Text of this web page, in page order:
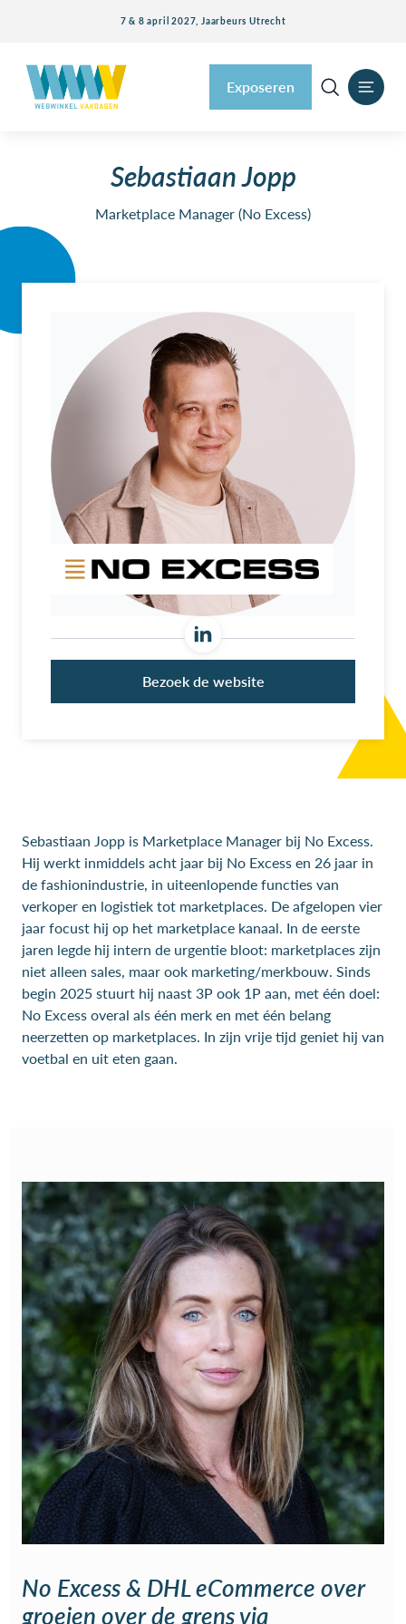
7 & 8 april 2027, Jaarbeurs Utrecht
Exposeren
Sebastiaan Jopp
Marketplace Manager (No Excess)
Bezoek de website
Sebastiaan Jopp is Marketplace Manager bij No Excess.
Hij werkt inmiddels acht jaar bij No Excess en 26 jaar in
de fashionindustrie, in uiteenlopende functies van
verkoper en logistiek tot marketplaces. De afgelopen vier
jaar focust hij op het marketplace kanaal. In de eerste
jaren legde hij intern de urgentie bloot: marketplaces zijn
niet alleen sales, maar ook marketing/merkbouw. Sinds
begin 2025 stuurt hij naast 3P ook 1P aan, met één doel:
No Excess overal als één merk en met één belang
neerzetten op marketplaces. In zijn vrije tijd geniet hij van
voetbal en uit eten gaan.
No Excess & DHL eCommerce over
groeien over de grens via